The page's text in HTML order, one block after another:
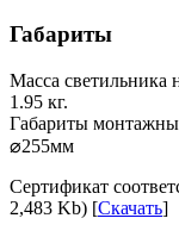
Габариты
Масса светильника
1.95 кг.
Габариты
⌀255мм
Сертификат
2,483 Kb) [Скачать]